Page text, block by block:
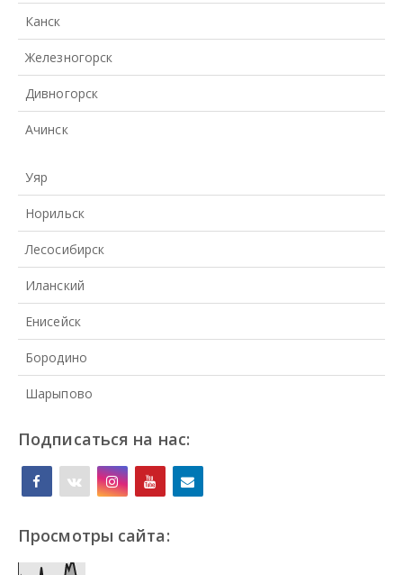
Канск
Железногорск
Дивногорск
Ачинск
Уяр
Норильск
Лесосибирск
Иланский
Енисейск
Бородино
Шарыпово
Подписаться на нас:
Просмотры сайта: